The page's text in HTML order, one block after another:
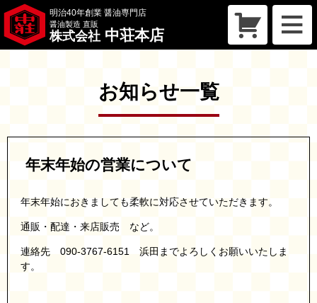
明治40年創業 醤油専門店
醤油製造 直販
株式会社 中荘本店
会社概要
お知らせ
お知らせ一覧
年末年始の営業について
年末年始におきましても柔軟に対応させていただきます。
通販・配達・来店販売 など。
連絡先 090-3767-6151 浜田までよろしくお願いいたしま
す。